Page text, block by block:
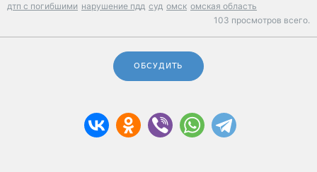
дтп с погибшими нарушение пдд суд омск омская область
103 просмотров всего.
ОБСУДИТЬ